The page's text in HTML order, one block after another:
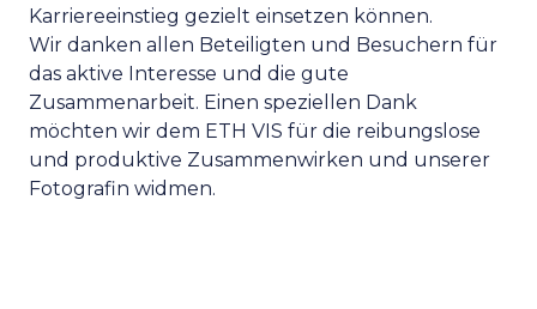
Karriereeinstieg gezielt einsetzen können.
Wir danken allen Beteiligten und Besuchern für
das aktive Interesse und die gute
Zusammenarbeit. Einen speziellen Dank
möchten wir dem ETH VIS für die reibungslose
und produktive Zusammenwirken und unserer
Fotografin widmen.